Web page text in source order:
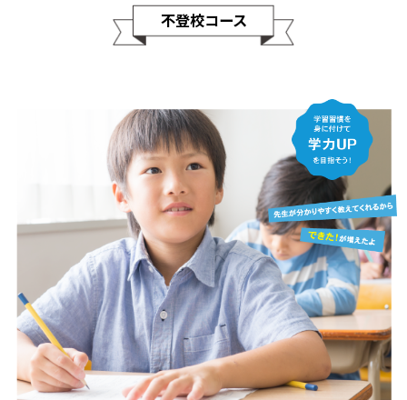
不登校コース